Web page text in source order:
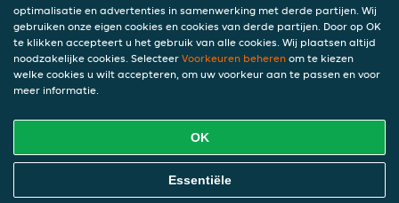
Lemon Poppy Muffin
€ 5,28
Online Eten Bestellen
optimalisatie en advertenties in samenwerking met derde partijen. Wij
gebruiken onze eigen cookies en cookies van derde partijen. Door op OK
te klikken accepteert u het gebruik van alle cookies. Wij plaatsen altijd
noodzakelijke cookies. Selecteer Voorkeuren beheren om te kiezen
welke cookies u wilt accepteren, om uw voorkeur aan te passen en voor
meer informatie.
OK
Essentiële